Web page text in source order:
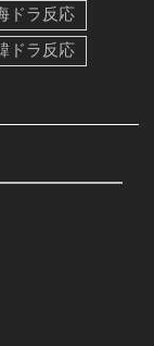
ドラ反応
ドラ反応